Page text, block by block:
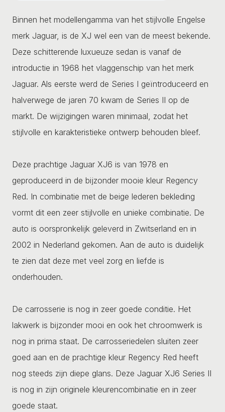
Binnen het modellengamma van het stijlvolle Engelse
merk Jaguar, is de XJ wel een van de meest bekende.
Deze schitterende luxueuze sedan is vanaf de
introductie in 1968 het vlaggenschip van het merk
Jaguar. Als eerste werd de Series I geïntroduceerd en
halverwege de jaren 70 kwam de Series II op de
markt. De wijzigingen waren minimaal, zodat het
stijlvolle en karakteristieke ontwerp behouden bleef.
Deze prachtige Jaguar XJ6 is van 1978 en
geproduceerd in de bijzonder mooie kleur Regency
Red. In combinatie met de beige lederen bekleding
vormt dit een zeer stijlvolle en unieke combinatie. De
auto is oorspronkelijk geleverd in Zwitserland en in
2002 in Nederland gekomen. Aan de auto is duidelijk
te zien dat deze met veel zorg en liefde is
onderhouden.
De carrosserie is nog in zeer goede conditie. Het
lakwerk is bijzonder mooi en ook het chroomwerk is
nog in prima staat. De carrosseriedelen sluiten zeer
goed aan en de prachtige kleur Regency Red heeft
nog steeds zijn diepe glans. Deze Jaguar XJ6 Series II
is nog in zijn originele kleurencombinatie en in zeer
goede staat.